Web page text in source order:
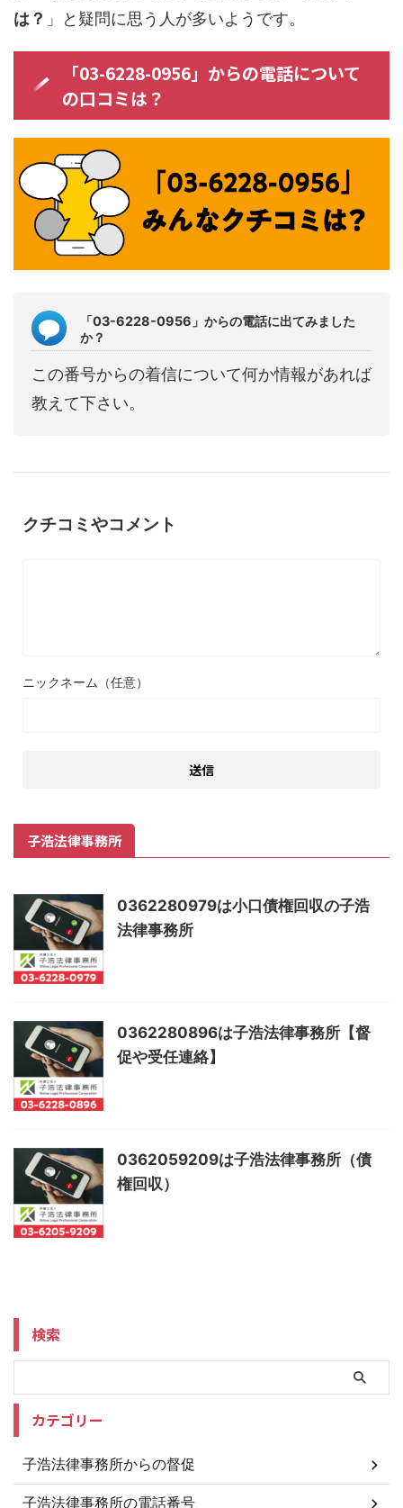
は？ 」と疑問に思う人が多いようです。
「03-6228-0956」からの電話について
の口コミは？
「03-6228-0956」からの電話に出てみました
か？
この番号からの着信について何か情報があれば
教えて下さい。
クチコミやコメント
ニックネーム（任意）
子浩法律事務所
0362280979は小口債権回収の子浩
法律事務所
0362280896は子浩法律事務所【督
促や受任連絡】
0362059209は子浩法律事務所（債
権回収）
検索
カテゴリー
子浩法律事務所からの督促
子浩法律事務所の電話番号